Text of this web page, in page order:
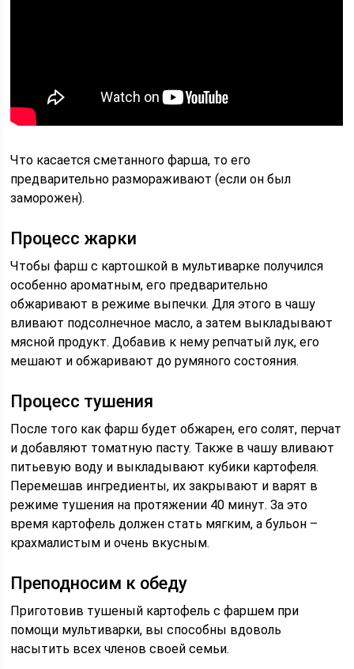
Что касается сметанного фарша, то его
предварительно размораживают (если он был
заморожен).
Процесс жарки
Чтобы фарш с картошкой в мультиварке получился
особенно ароматным, его предварительно
обжаривают в режиме выпечки. Для этого в чашу
вливают подсолнечное масло, а затем выкладывают
мясной продукт. Добавив к нему репчатый лук, его
мешают и обжаривают до румяного состояния.
Процесс тушения
После того как фарш будет обжарен, его солят, перчат
и добавляют томатную пасту. Также в чашу вливают
питьевую воду и выкладывают кубики картофеля.
Перемешав ингредиенты, их закрывают и варят в
режиме тушения на протяжении 40 минут. За это
время картофель должен стать мягким, а бульон –
крахмалистым и очень вкусным.
Преподносим к обеду
Приготовив тушеный картофель с фаршем при
помощи мультиварки, вы способны вдоволь
насытить всех членов своей семьи.